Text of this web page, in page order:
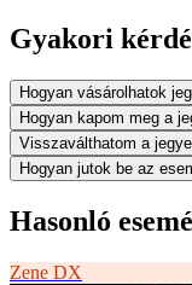
Gyakori
Hogyan vásárolhatok
Hogyan kapom meg a
Visszaválthatom a
Hogyan jutok be az
Hasonló
Zene DX